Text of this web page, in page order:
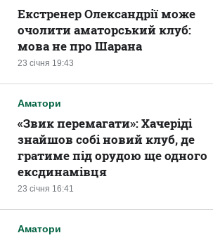
23 січня 19:43
Екстренер Олександрії може
очолити аматорський клуб:
мова не про Шарана
Аматори
23 січня 16:41
«Звик перемагати»: Хачеріді
знайшов собі новий клуб, де
гратиме під орудою ще одного
ексдинамівця
Аматори